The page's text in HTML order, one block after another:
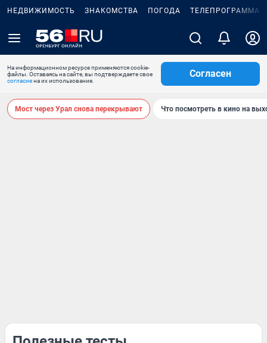
НЕДВИЖИМОСТЬ ЗНАКОМСТВА ПОГОДА ТЕЛЕПРОГРАММА
На информационном ресурсе применяются cookie-
файлы. Оставаясь на сайте, вы подтверждаете свое
согласиена их использование.
Согласен
Мост через Урал снова перекрывают Что посмотреть в кино на